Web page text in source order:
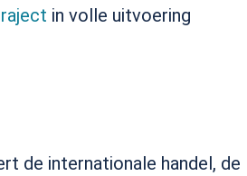
in volle uitvoering
de internationale handel, de